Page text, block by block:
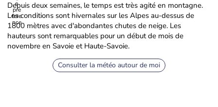
Depuis deux semaines, le temps est très agité en montagne.
Les conditions sont hivernales sur les Alpes au-dessus de
1800 mètres avec d'abondantes chutes de neige. Les
hauteurs sont remarquables pour un début de mois de
novembre en Savoie et Haute-Savoie.
Consulter la météo autour de moi